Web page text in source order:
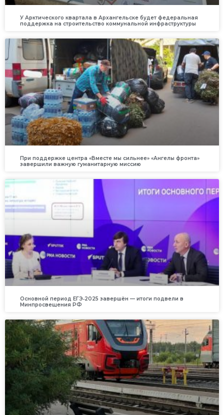
У Арктического квартала в Архангельске будет федеральная
поддержка на строительство коммунальной инфраструктуры
При поддержке центра «Вместе мы сильнее» «Ангелы фронта»
завершили важную гуманитарную миссию
Основной период ЕГЭ‑2025 завершён — итоги подвели в
Минпросвещения РФ